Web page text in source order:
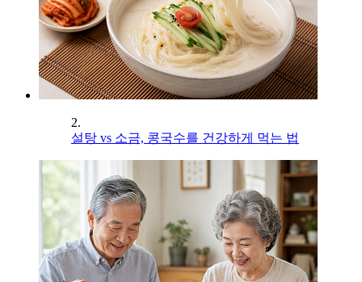
2.
설탕 vs 소금, 콩국수를 건강하게 먹는 법